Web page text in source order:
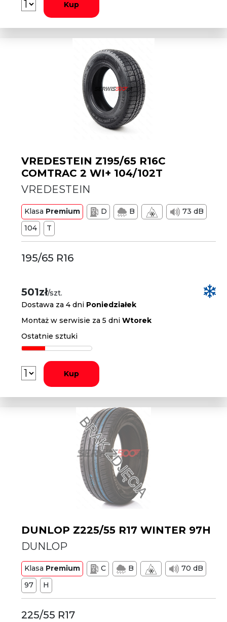
Kup
VREDESTEIN Z195/65 R16C
COMTRAC 2 WI+ 104/102T
VREDESTEIN
Klasa Premium D B
73 dB
104
T
195/65 R16
501zł/szt.
Dostawa za 4 dni Poniedziałek
Montaż w serwisie za 5 dniWtorek
Ostatnie sztuki
Kup
DUNLOP Z225/55 R17 WINTER 97H
DUNLOP
Klasa Premium C B
70 dB
97
H
225/55 R17